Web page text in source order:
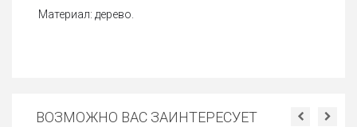
Материал: дерево.
ВОЗМОЖНО ВАС ЗАИНТЕРЕСУЕТ